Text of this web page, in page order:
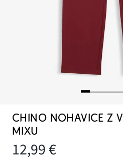
CHINO NOHAVICE Z
MIXU
12,99 €